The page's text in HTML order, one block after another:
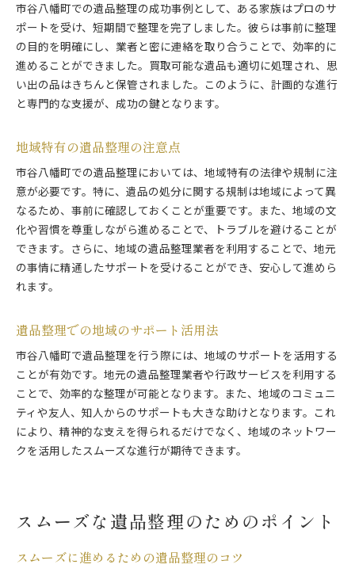
市谷八幡町での遺品整理の成功事例として、ある家族はプロのサ
ポートを受け、短期間で整理を完了しました。彼らは事前に整理
の目的を明確にし、業者と密に連絡を取り合うことで、効率的に
進めることができました。買取可能な遺品も適切に処理され、思
い出の品はきちんと保管されました。このように、計画的な進行
と専門的な支援が、成功の鍵となります。
地域特有の遺品整理の注意点
市谷八幡町での遺品整理においては、地域特有の法律や規制に注
意が必要です。特に、遺品の処分に関する規制は地域によって異
なるため、事前に確認しておくことが重要です。また、地域の文
化や習慣を尊重しながら進めることで、トラブルを避けることが
できます。さらに、地域の遺品整理業者を利用することで、地元
の事情に精通したサポートを受けることができ、安心して進めら
れます。
遺品整理での地域のサポート活用法
市谷八幡町で遺品整理を行う際には、地域のサポートを活用する
ことが有効です。地元の遺品整理業者や行政サービスを利用する
ことで、効率的な整理が可能となります。また、地域のコミュニ
ティや友人、知人からのサポートも大きな助けとなります。これ
により、精神的な支えを得られるだけでなく、地域のネットワー
クを活用したスムーズな進行が期待できます。
スムーズな遺品整理のためのポイント
スムーズに進めるための遺品整理のコツ